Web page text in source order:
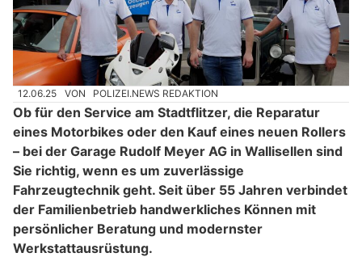
12.06.25 VON POLIZEI.NEWS REDAKTION
Ob für den Service am Stadtflitzer, die Reparatur
eines Motorbikes oder den Kauf eines neuen Rollers
– bei der Garage Rudolf Meyer AG in Wallisellen sind
Sie richtig, wenn es um zuverlässige
Fahrzeugtechnik geht. Seit über 55 Jahren verbindet
der Familienbetrieb handwerkliches Können mit
persönlicher Beratung und modernster
Werkstattausrüstung.